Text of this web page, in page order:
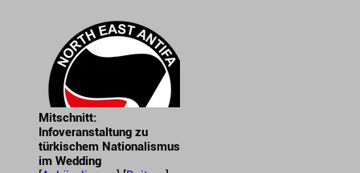
Mitschnitt:
Infoveranstaltung zu
türkischem Nationalismus
im Wedding